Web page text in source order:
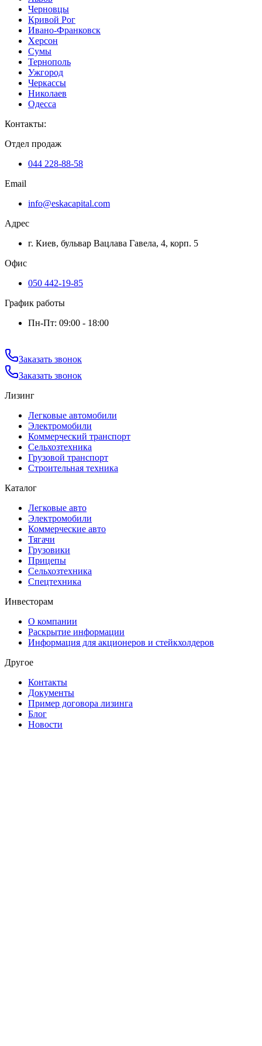
Черновцы
Кривой Рог
Ивано-Франковск
Херсон
Сумы
Тернополь
Ужгород
Черкассы
Николаев
Одесса
Контакты:
Отдел продаж
044 228-88-58
Email
info@eskacapital.com
Адрес
г. Киев, бульвар Вацлава Гавела, 4, корп. 5
Офис
050 442-19-85
График работы
Пн-Пт: 09:00 - 18:00
Заказать звонок
Заказать звонок
Лизинг
Легковые автомобили
Электромобили
Коммерческий транспорт
Сельхозтехника
Грузовой транспорт
Строительная техника
Каталог
Легковые авто
Электромобили
Коммерческие авто
Тягачи
Грузовики
Прицепы
Сельхозтехника
Спецтехника
Инвесторам
О компании
Раскрытие информации
Информация для акционеров и стейкхолдеров
Другое
Контакты
Документы
Пример договора лизинга
Блог
Новости